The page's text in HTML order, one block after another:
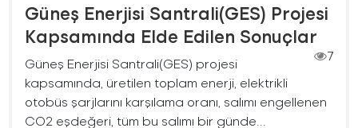
Güneş Enerjisi Santrali(GES) Projesi
Kapsamında Elde Edilen Sonuçlar
7
Güneş Enerjisi Santrali(GES) projesi
kapsamında, üretilen toplam enerji, elektrikli
otobüs şarjlarını karşılama oranı, salımı engellenen
CO2 eşdeğeri, tüm bu salımı bir günde...